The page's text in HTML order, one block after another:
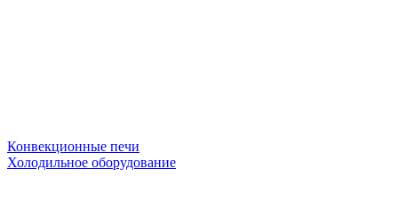
Конвекционные печи
Холодильное оборудование